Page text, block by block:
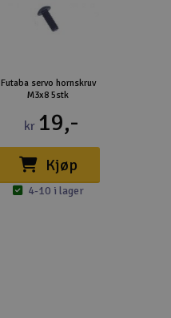
Futaba servo hornskruv
M3x8 5stk
kr 19,-
Kjøp
4-10 i lager